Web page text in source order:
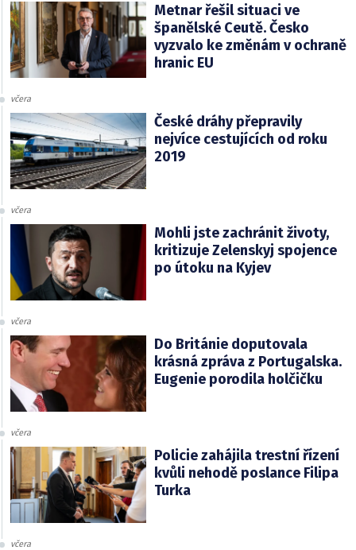
Metnar řešil situaci ve
španělské Ceutě. Česko
vyzvalo ke změnám v ochraně
hranic EU
včera
České dráhy přepravily
nejvíce cestujících od roku
2019
včera
Mohli jste zachránit životy,
kritizuje Zelenskyj spojence
po útoku na Kyjev
včera
Do Británie doputovala
krásná zpráva z Portugalska.
Eugenie porodila holčičku
včera
Policie zahájila trestní řízení
kvůli nehodě poslance Filipa
Turka
včera